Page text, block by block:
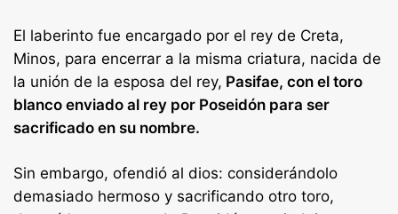
El laberinto fue encargado por el rey de Creta,
Minos, para encerrar a la misma criatura, nacida de
la unión de la esposa del rey, Pasifae, con el toro
blanco enviado al rey por Poseidón para ser
sacrificado en su nombre.
Sin embargo, ofendió al dios: considerándolo
demasiado hermoso y sacrificando otro toro,